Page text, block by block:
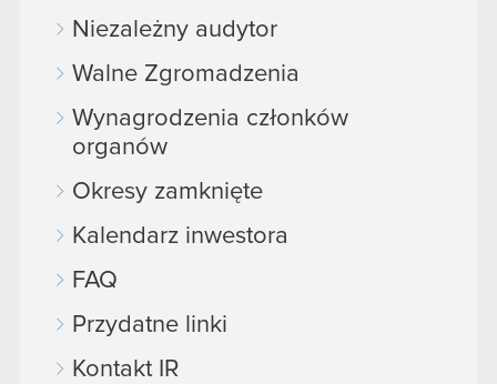
Niezależny audytor
Walne Zgromadzenia
Wynagrodzenia członków
organów
Okresy zamknięte
Kalendarz inwestora
FAQ
Przydatne linki
Kontakt IR